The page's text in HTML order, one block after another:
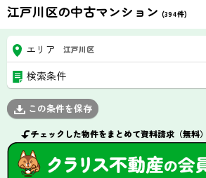
江戸川区の中古マンション (394件)
エリア 江戸川区
検索条件
この条件を保存
チェックした物件をまとめて資料請求（無料）